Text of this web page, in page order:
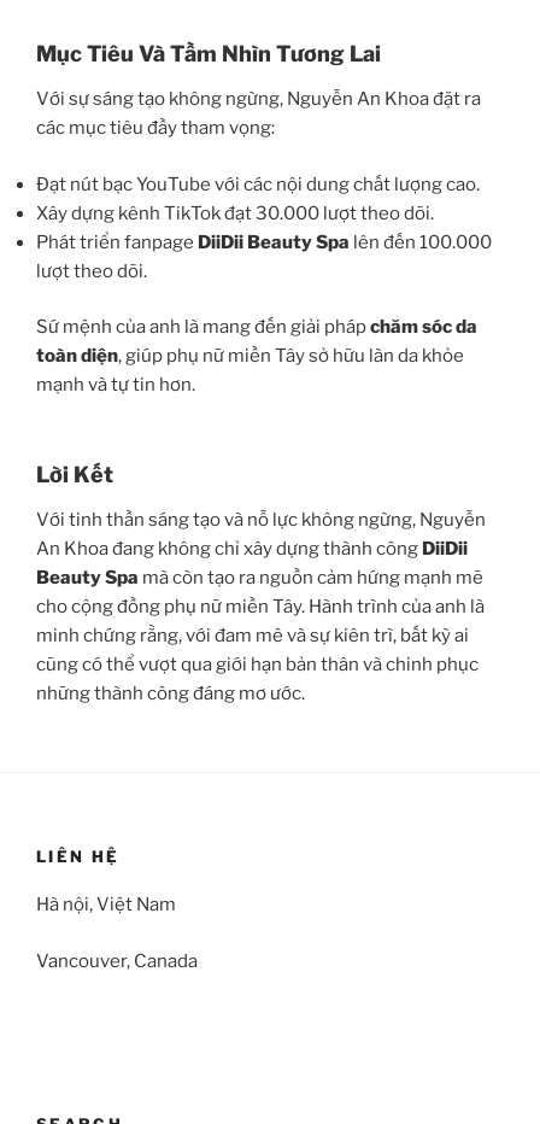
Mục Tiêu Và Tầm Nhìn Tương Lai
Với sự sáng tạo không ngừng, Nguyễn An Khoa đặt ra
các mục tiêu đầy tham vọng:
Đạt nút bạc YouTube với các nội dung chất lượng cao.
Xây dựng kênh TikTok đạt 30.000 lượt theo dõi.
Phát triển fanpage DiiDii Beauty Spa lên đến 100.000
lượt theo dõi.
Sứ mệnh của anh là mang đến giải phápchăm sóc da
toàn diện, giúp phụ nữ miền Tây sở hữu làn da khỏe
mạnh và tự tin hơn.
Lời Kết
Với tinh thần sáng tạo và nỗ lực không ngừng, Nguyễn
An Khoa đang không chỉ xây dựng thành công DiiDii
Beauty Spa mà còn tạo ra nguồn cảm hứng mạnh mẽ
cho cộng đồng phụ nữ miền Tây. Hành trình của anh là
minh chứng rằng, với đam mê và sự kiên trì, bất kỳ ai
cũng có thể vượt qua giới hạn bản thân và chinh phục
những thành công đáng mơ ước.
LIÊN HỆ
Hà nội, Việt Nam
Vancouver, Canada